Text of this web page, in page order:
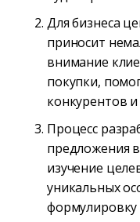
Для бизнеса
приносит
внимание
покупки,
конкурентов
Процесс
предложения
изучение
уникальных
формулировку